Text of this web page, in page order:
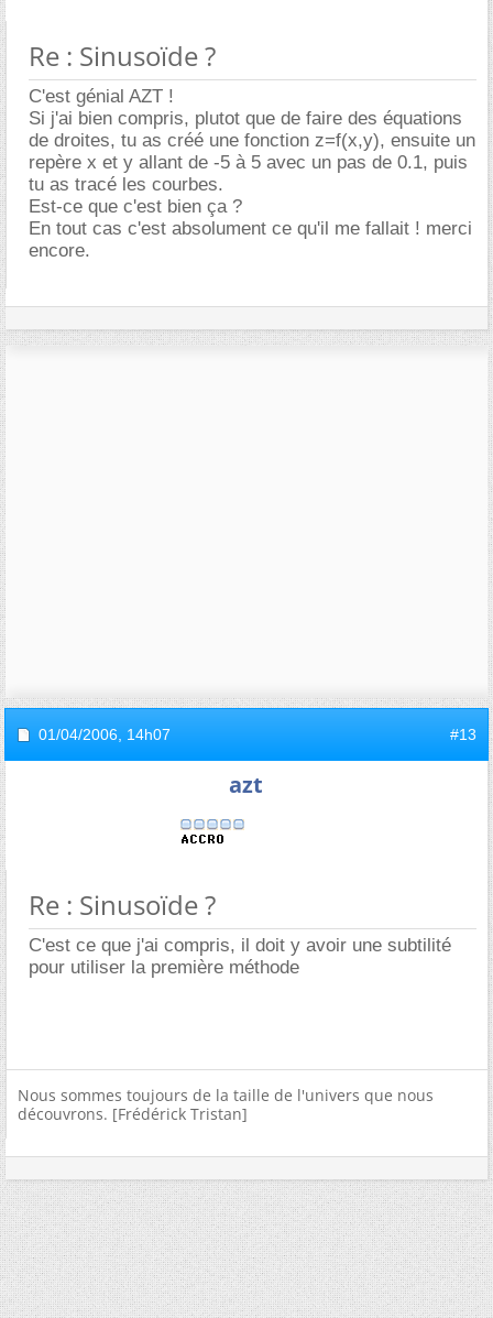
Re : Sinusoïde ?
C'est génial AZT !
Si j'ai bien compris, plutot que de faire des équations
de droites, tu as créé une fonction z=f(x,y), ensuite un
repère x et y allant de -5 à 5 avec un pas de 0.1, puis
tu as tracé les courbes.
Est-ce que c'est bien ça ?
En tout cas c'est absolument ce qu'il me fallait ! merci
encore.
01/04/2006, 14h07 #13
azt
Re : Sinusoïde ?
C'est ce que j'ai compris, il doit y avoir une subtilité
pour utiliser la première méthode
Nous sommes toujours de la taille de l'univers que nous
découvrons. [Frédérick Tristan]